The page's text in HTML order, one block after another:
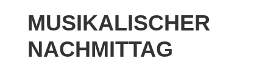
MUSIKALISCHER
NACHMITTAG